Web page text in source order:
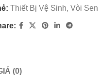
Thiết Bị Vệ Sinh, Vòi
(0)